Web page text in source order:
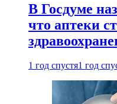
В Госдуме
что аптеки
1 год спустя1 год